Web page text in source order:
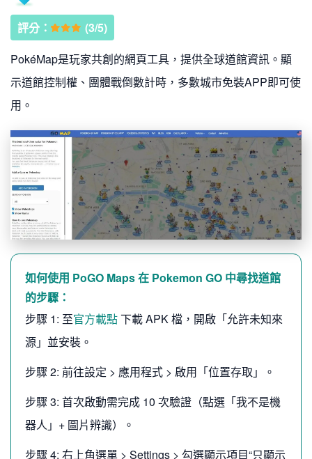
評分：
(3/5)
PokéMap是玩家共創的網頁工具，提供全球道館資訊。顯
示道館控制權、團體戰倒數計時，多數城市免裝APP即可使
用。
如何使用 PoGO Maps 在 Pokemon GO 中尋找道館
的步驟：
步驟 1: 至官方載點下載 APK 檔，開啟「允許未知來
源」並安裝。
步驟 2: 前往設定 > 應用程式 > 啟用「位置存取」。
步驟 3: 首次啟動需完成 10 次驗證（點選「我不是機
器人」+ 圖片辨識）。
步驟 4: 右上角選單 > Settings > 勾選顯示項目“只顯示